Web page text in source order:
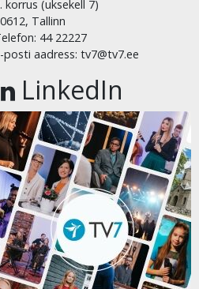
korrus (uksekell 7)
Tallinn
44 22227
posti aadress: tv7@tv7.ee
LinkedIn